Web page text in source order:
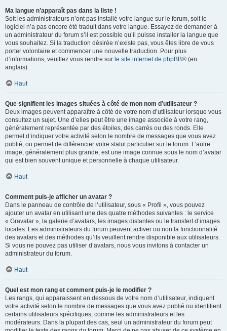
Ma langue n’apparaît pas dans la liste !
Soit les administrateurs n’ont pas installé votre langue sur le forum, soit le
logiciel n’a pas encore été traduit dans votre langue. Essayez de demander à
un administrateur du forum s’il est possible qu’il puisse installer la langue que
vous souhaitez. Si la traduction désirée n’existe pas, vous êtes libre de vous
porter volontaire et commencer une nouvelle traduction. Pour plus
d’informations, veuillez vous rendre sur le site internet de phpBB® (en
anglais).
Haut
Que signifient les images situées à côté de mon nom d’utilisateur ?
Deux images peuvent apparaître à côté de votre nom d’utilisateur lorsque vous
consultez un sujet. Une d’elles peut être une image associée à votre rang,
généralement représentée par des étoiles, des carrés ou des ronds. Elle
permet d’indiquer votre activité selon le nombre de messages que vous avez
publié, ou permet de différencier votre statut particulier sur le forum. L’autre
image, généralement plus grande, est une image connue sous le nom d’avatar
qui est bien souvent unique et personnelle à chaque utilisateur.
Haut
Comment puis-je afficher un avatar ?
Dans le panneau de contrôle de l’utilisateur, sous « Profil », vous pouvez
ajouter un avatar en utilisant une des quatre méthodes suivantes : le service
« Gravatar », la galerie d’avatars, les images distantes ou le transfert d’images
locales. Les administrateurs du forum peuvent activer ou non la fonctionnalité
des avatars et des méthodes qu’ils veuillent rendre disponible aux utilisateurs.
Si vous ne pouvez pas utiliser d’avatars, nous vous invitons à contacter un
administrateur du forum.
Haut
Quel est mon rang et comment puis-je le modifier ?
Les rangs, qui apparaissent en dessous de votre nom d’utilisateur, indiquent
votre activité selon le nombre de messages que vous avez publié ou identifient
certains utilisateurs spécifiques, comme les administrateurs et les
modérateurs. Dans la plupart des cas, seul un administrateur du forum peut